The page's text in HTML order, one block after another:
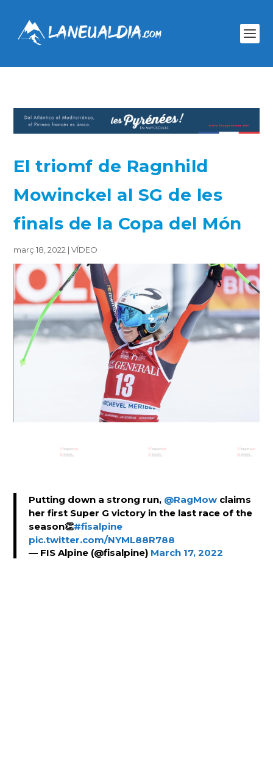
El triomf de Ragnhild
Mowinckel al SG de les
finals de la Copa del Món
març 18, 2022 |VÍDEO
Putting down a strong run, @RagMow claims
her first Super G victory in the last race of the
season👏#fisalpine
pic.twitter.com/NYML88R788
— FIS Alpine (@fisalpine) March 17, 2022